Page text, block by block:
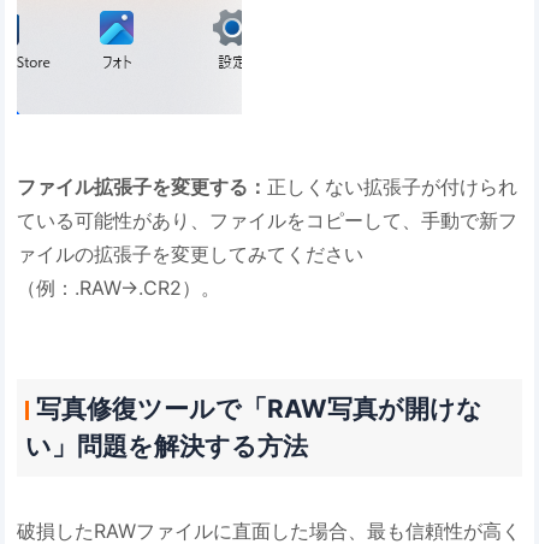
ファイル拡張子を変更する： 正しくない拡張子が付けられ
ている可能性があり、ファイルをコピーして、手動で新フ
ァイルの拡張子を変更してみてください
（例：.RAW→.CR2）。
写真修復ツールで「RAW写真が開けな
い」問題を解決する方法
破損したRAWファイルに直面した場合、最も信頼性が高く